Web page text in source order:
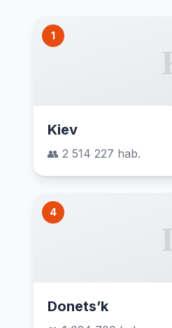
1
Kiev
👥 2 514 227 hab.
4
Donets’k